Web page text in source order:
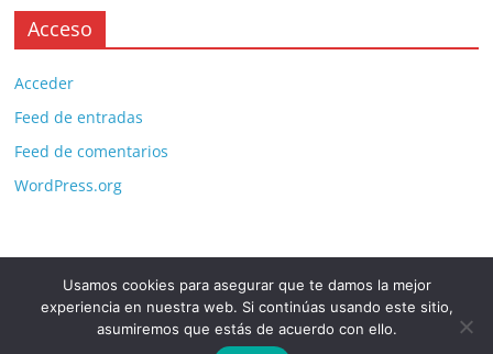
Acceso
Acceder
Feed de entradas
Feed de comentarios
WordPress.org
Copyright © 2026 . All rights reserved.
ColorMag Pro by ThemeGrill. Powered byWordPress.
Usamos cookies para asegurar que te damos la mejor
experiencia en nuestra web. Si continúas usando este sitio,
asumiremos que estás de acuerdo con ello.